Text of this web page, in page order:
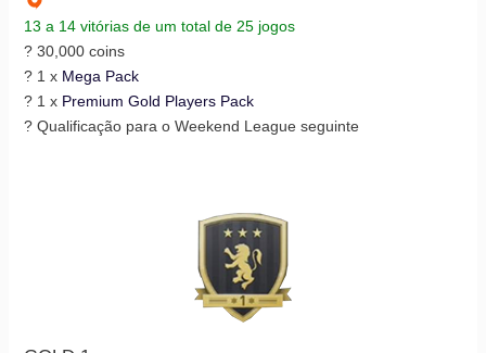
13 a 14 vitórias de um total de 25 jogos
? 30,000 coins
? 1 x Mega Pack
? 1 x Premium Gold Players Pack
? Qualificação para o Weekend League seguinte